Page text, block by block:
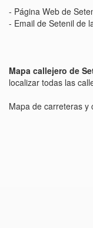
- Página Web de
- Email de Setenil de
Mapa callejero de
localizar todas las
Mapa de carreteras y